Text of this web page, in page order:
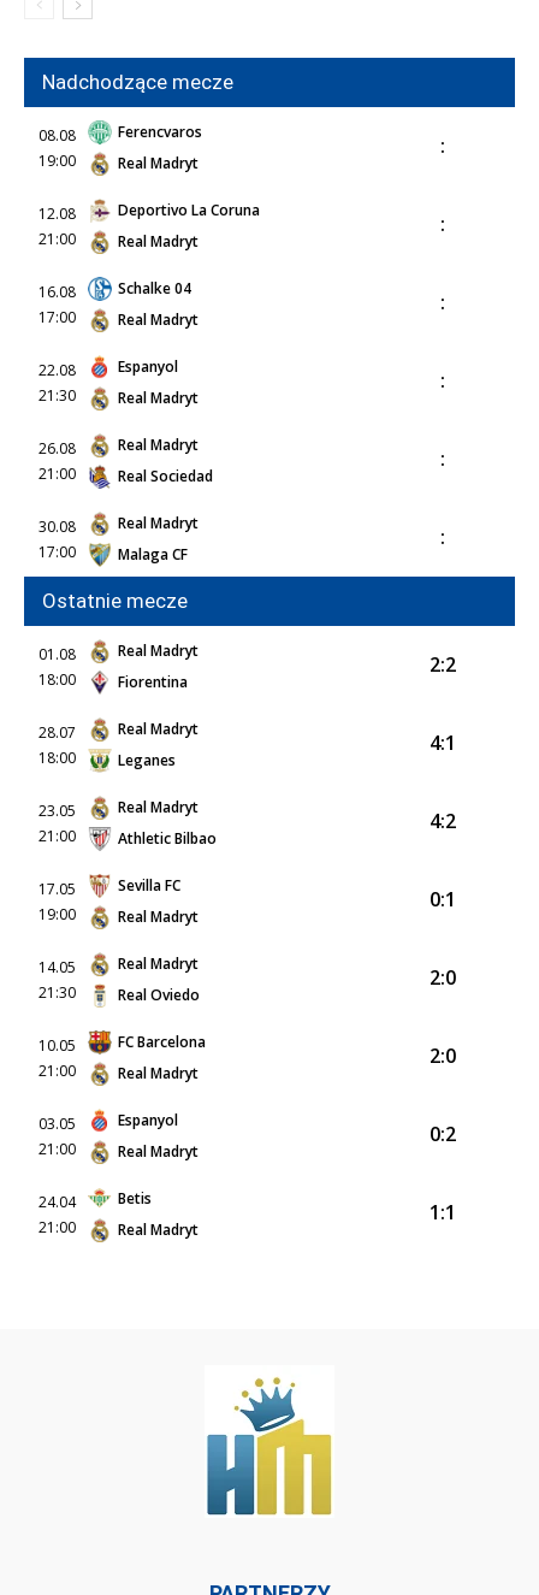
Nadchodzące mecze
08.08
19:00
Ferencvaros
Real Madryt
:
12.08
21:00
Deportivo La Coruna
Real Madryt
:
16.08
17:00
Schalke 04
Real Madryt
:
22.08
21:30
Espanyol
Real Madryt
:
26.08
21:00
Real Madryt
Real Sociedad
:
30.08
17:00
Real Madryt
Malaga CF
:
Ostatnie mecze
01.08
18:00
Real Madryt
Fiorentina
2:2
28.07
18:00
Real Madryt
Leganes
4:1
23.05
21:00
Real Madryt
Athletic Bilbao
4:2
17.05
19:00
Sevilla FC
Real Madryt
0:1
14.05
21:30
Real Madryt
Real Oviedo
2:0
10.05
21:00
FC Barcelona
Real Madryt
2:0
03.05
21:00
Espanyol
Real Madryt
0:2
24.04
21:00
Betis
Real Madryt
1:1